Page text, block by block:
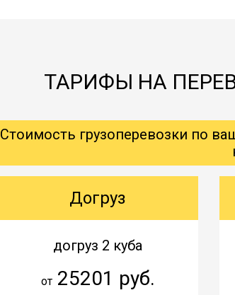
ТАРИФЫ НА
Стоимость грузоперевозки по
Догруз
догруз 2 куба
от25201 руб.